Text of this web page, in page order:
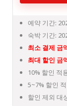
예약 기간:
숙박 기간:
최소 결제 금
최대 할인 금
10% 할인 적
5~7% 할인
할인 제외 대